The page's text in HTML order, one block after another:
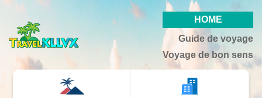
HOME
Guide de voyage
Voyage de bon sens